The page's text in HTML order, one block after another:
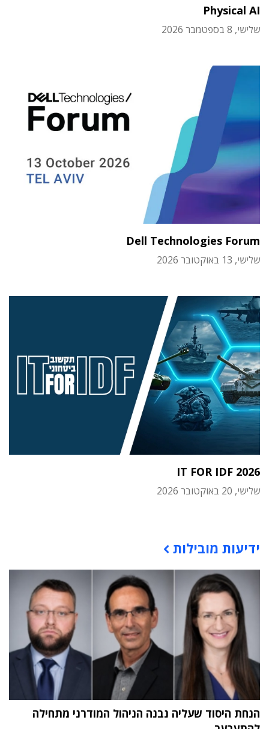
Physical AI
שלישי, 8 בספטמבר 2026
Dell Technologies Forum
שלישי, 13 באוקטובר 2026
IT FOR IDF 2026
שלישי, 20 באוקטובר 2026
ידיעות מובילות
הנחת היסוד שעליה נבנה הניהול המודרני מתחילה